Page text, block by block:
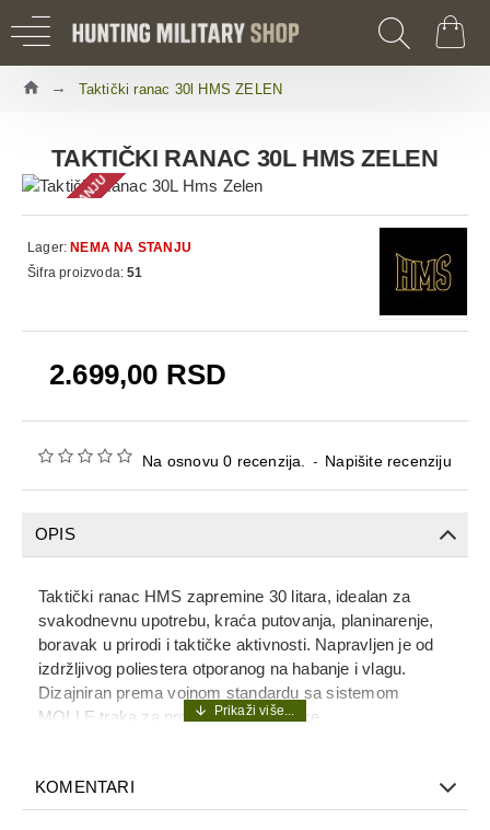
Taktički ranac 30l HMS ZELEN
TAKTIČKI RANAC 30L HMS ZELEN
NEMA NA STANJU
Na osnovu 0 recenzija. - Napišite recenziju
2.699,00 RSD
Lager: NEMA NA STANJU
Šifra proizvoda: 51
OPIS
Taktički ranac HMS zapremine 30 litara, idealan za
svakodnevnu upotrebu, kraća putovanja, planinarenje,
boravak u prirodi i taktičke aktivnosti. Napravljen je od
izdržljivog poliestera otporanog na habanje i vlagu.
Dizajniran prema vojnom standardu sa sistemom
MOLLE traka za proširivanje i dodatke.
KOMENTARI